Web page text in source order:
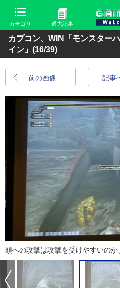
カテゴリ 過去記事
カプコン、WIN「モンスター
イン」 (16/39)
前の画像 記事
頭への攻撃は攻撃を受けやすいのか